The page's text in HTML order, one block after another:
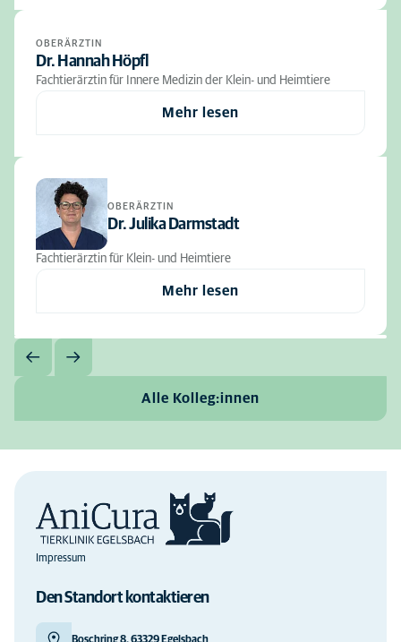
OBERÄRZTIN
Dr. Hannah Höpfl
Fachtierärztin für Innere Medizin der Klein- und Heimtiere
Mehr lesen
OBERÄRZTIN
Dr. Julika Darmstadt
Fachtierärztin für Klein- und Heimtiere
Mehr lesen
Alle Kolleg:innen
Impressum
Den Standort kontaktieren